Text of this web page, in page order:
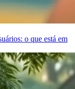
o que está em